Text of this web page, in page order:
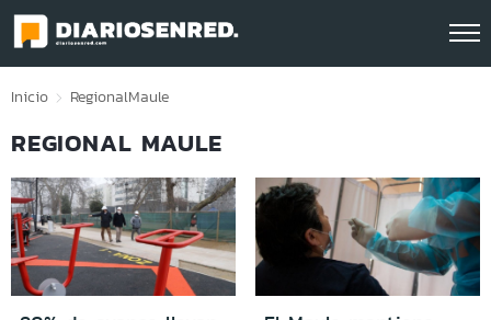
Click acá para ir directamente al contenido
Inicio RegionalMaule
REGIONAL MAULE